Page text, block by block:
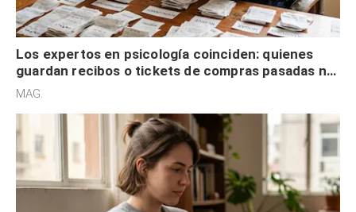
Los expertos en psicología coinciden: quienes
guardan recibos o tickets de compras pasadas no
son acumuladores, sino que tienen necesidad de
MAG.